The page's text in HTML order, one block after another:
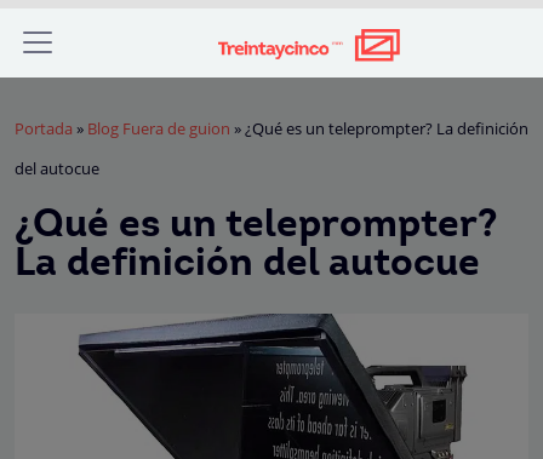
Portada » Blog Fuera de guion »¿Qué es un teleprompter? La definición
del autocue
¿Qué es un teleprompter?
La definición del autocue